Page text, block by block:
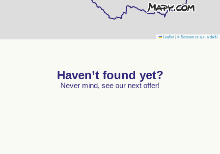
Leaflet|© Seznam.cz a.s. a další
Haven’t found yet?
Never mind, see our next offer!